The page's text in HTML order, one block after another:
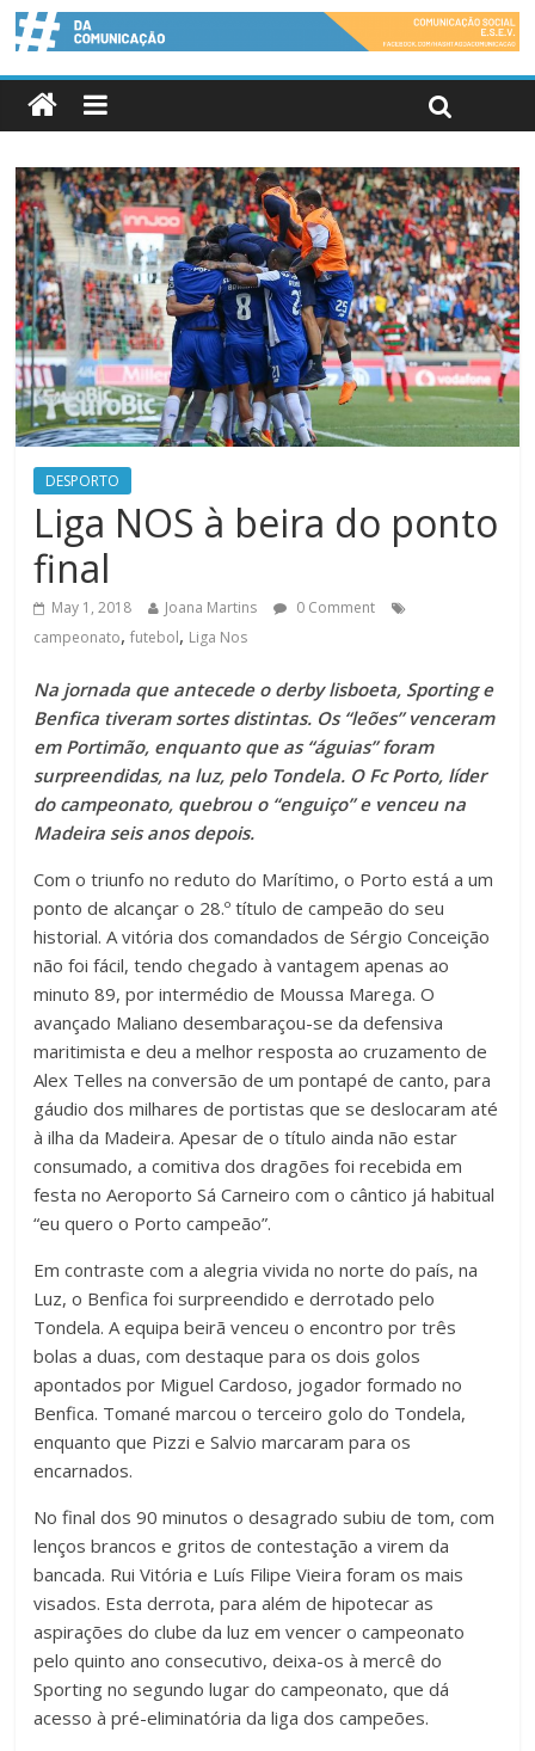
DESPORTO
Liga NOS à beira do ponto
final
May 1, 2018 Joana Martins
0 Comment
campeonato,futebol, Liga Nos
Na jornada que antecede o derby lisboeta, Sporting e
Benfica tiveram sortes distintas. Os “leões” venceram
em Portimão, enquanto que as “águias” foram
surpreendidas, na luz, pelo Tondela. O Fc Porto, líder
do campeonato, quebrou o “enguiço” e venceu na
Madeira seis anos depois.
Com o triunfo no reduto do Marítimo, o Porto está a um
ponto de alcançar o 28.º título de campeão do seu
historial. A vitória dos comandados de Sérgio Conceição
não foi fácil, tendo chegado à vantagem apenas ao
minuto 89, por intermédio de Moussa Marega. O
avançado Maliano desembaraçou-se da defensiva
maritimista e deu a melhor resposta ao cruzamento de
Alex Telles na conversão de um pontapé de canto, para
gáudio dos milhares de portistas que se deslocaram até
à ilha da Madeira. Apesar de o título ainda não estar
consumado, a comitiva dos dragões foi recebida em
festa no Aeroporto Sá Carneiro com o cântico já habitual
“eu quero o Porto campeão”.
Em contraste com a alegria vivida no norte do país, na
Luz, o Benfica foi surpreendido e derrotado pelo
Tondela. A equipa beirã venceu o encontro por três
bolas a duas, com destaque para os dois golos
apontados por Miguel Cardoso, jogador formado no
Benfica. Tomané marcou o terceiro golo do Tondela,
enquanto que Pizzi e Salvio marcaram para os
encarnados.
No final dos 90 minutos o desagrado subiu de tom, com
lenços brancos e gritos de contestação a virem da
bancada. Rui Vitória e Luís Filipe Vieira foram os mais
visados. Esta derrota, para além de hipotecar as
aspirações do clube da luz em vencer o campeonato
pelo quinto ano consecutivo, deixa-os à mercê do
Sporting no segundo lugar do campeonato, que dá
acesso à pré-eliminatória da liga dos campeões.